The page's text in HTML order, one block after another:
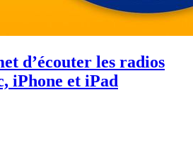
d’écouter les radios
iPhone et iPad